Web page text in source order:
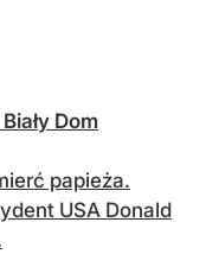
Dom
papieża.
USA Donald